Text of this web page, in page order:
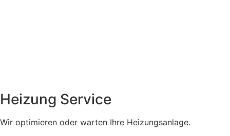
Heizung Service
Wir optimieren oder warten Ihre Heizungsanlage.